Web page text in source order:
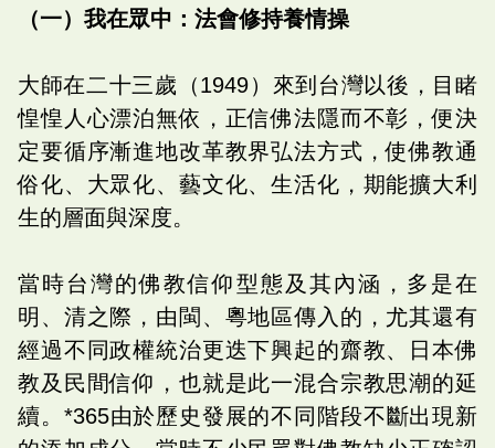
（一）我在眾中：法會修持養情操
大師在二十三歲（1949）來到台灣以後，目睹
惶惶人心漂泊無依，正信佛法隱而不彰，便決
定要循序漸進地改革教界弘法方式，使佛教通
俗化、大眾化、藝文化、生活化，期能擴大利
生的層面與深度。
當時台灣的佛教信仰型態及其內涵，多是在
明、清之際，由閩、粵地區傳入的，尤其還有
經過不同政權統治更迭下興起的齋教、日本佛
教及民間信仰，也就是此一混合宗教思潮的延
續。*365由於歷史發展的不同階段不斷出現新